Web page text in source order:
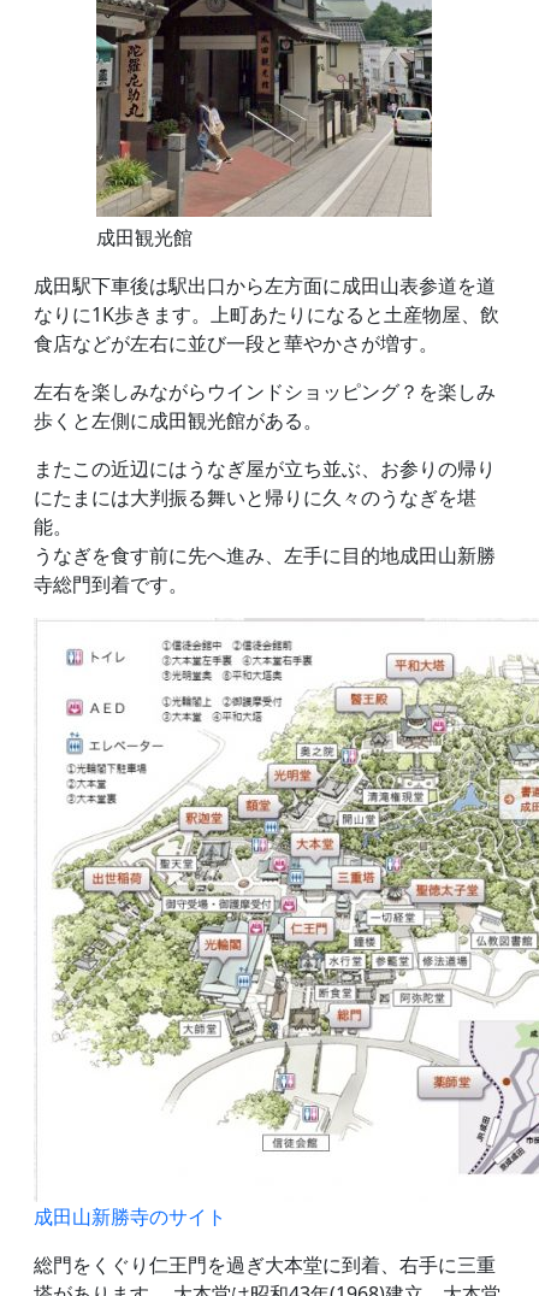
成田観光館
成田駅下車後は駅出口から左方面に成田山表参道を道
なりに1K歩きます。上町あたりになると土産物屋、飲
食店などが左右に並び一段と華やかさが増す。
左右を楽しみながらウインドショッピング？を楽しみ
歩くと左側に成田観光館がある。
またこの近辺にはうなぎ屋が立ち並ぶ、お参りの帰り
にたまには大判振る舞いと帰りに久々のうなぎを堪
能。
うなぎを食す前に先へ進み、左手に目的地成田山新勝
寺総門到着です。
成田山新勝寺のサイト
総門をくぐり仁王門を過ぎ大本堂に到着、右手に三重